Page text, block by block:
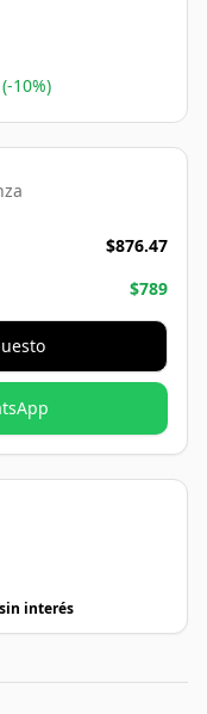
10%)
$876.47
$789
interés